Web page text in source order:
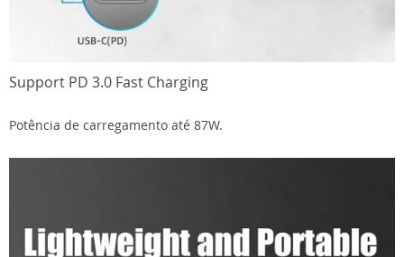
Support PD 3.0 Fast Charging
Potência de carregamento até 87W.